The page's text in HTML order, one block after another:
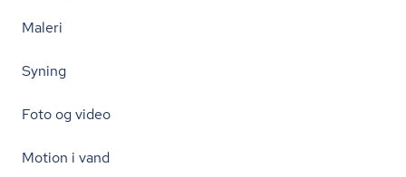
Maleri
Syning
Foto og video
Motion i vand